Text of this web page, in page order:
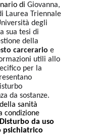
di Giovanna,
Laurea Triennale
degli
a sua tesi di
della
carcerario e
utili allo
per la
da sostanze.
sanità
condizione
Disturbo da uso
psichiatrico